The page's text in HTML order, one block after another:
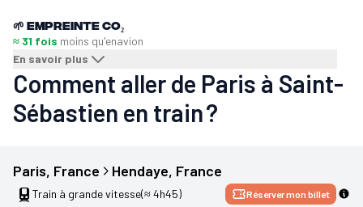
🌱 Empreinte CO₂
≈ 31 fois moins qu'enavion
En savoir plus
Comment aller de Paris à Saint-
Sébastien en train ?
Paris, France Hendaye, France
Train à grande vitesse(≈ 4h45) Réserver mon billet